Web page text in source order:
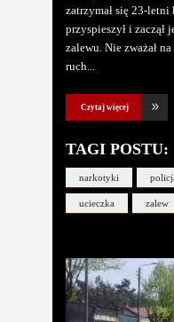
zatrzymał się 23-
przyspieszył i zaczął
zalewu. Nie zważał
ruch
Czytaj więcej
TAGI POSTU:
narkotyki
ucieczka zalew